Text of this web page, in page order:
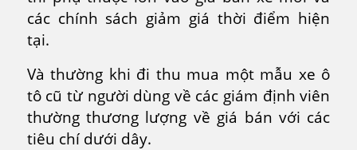
các chính sách giảm giá thời điểm hiện
tại.
Và thường khi đi thu mua một mẫu xe ô
tô cũ từ người dùng về các giám định viên
thường thương lượng về giá bán với các
tiêu chí dưới dây.